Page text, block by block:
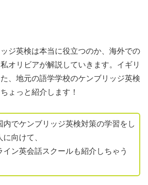
ジ英検は本当に役立つのか、海外での
オリビアが解説していきます。イギリ
、地元の語学学校のケンブリッジ英検
ょっと紹介します！
内でケンブリッジ英検対策の学習をし
に向けて、
イン英会話スクールも紹介しちゃう